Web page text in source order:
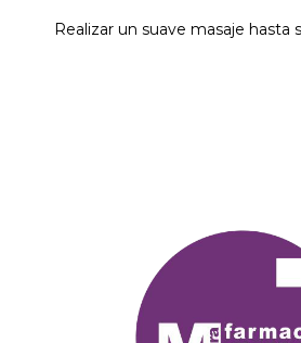
Realizar un suave masaje hasta